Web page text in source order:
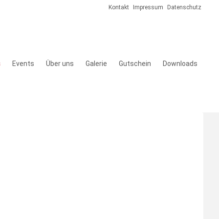
Kontakt Impressum Datenschutz
Events Über uns Galerie Gutschein Downloads